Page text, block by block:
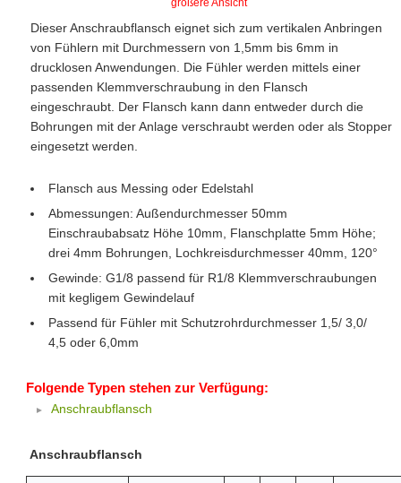
größere Ansicht
Dieser Anschraubflansch eignet sich zum vertikalen Anbringen
von Fühlern mit Durchmessern von 1,5mm bis 6mm in
drucklosen Anwendungen. Die Fühler werden mittels einer
passenden Klemmverschraubung in den Flansch
eingeschraubt. Der Flansch kann dann entweder durch die
Bohrungen mit der Anlage verschraubt werden oder als Stopper
eingesetzt werden.
Flansch aus Messing oder Edelstahl
Abmessungen: Außendurchmesser 50mm
Einschraubabsatz Höhe 10mm, Flanschplatte 5mm Höhe;
drei 4mm Bohrungen, Lochkreisdurchmesser 40mm, 120°
Gewinde: G1/8 passend für R1/8 Klemmverschraubungen
mit kegligem Gewindelauf
Passend für Fühler mit Schutzrohrdurchmesser 1,5/ 3,0/
4,5 oder 6,0mm
Folgende Typen stehen zur Verfügung:
Anschraubflansch
Anschraubflansch